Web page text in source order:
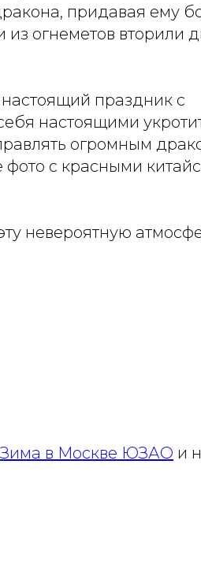
придавая ему
из огнеметов вторили
праздник с
настоящими
огромным
с красными
невероятную
Зима в Москве ЮЗАО и